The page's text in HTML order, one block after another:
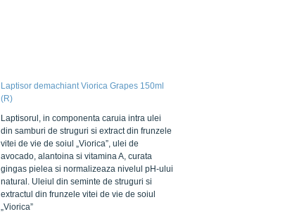
Laptisor demachiant Viorica Grapes 150ml
(R)
Laptisorul, in componenta caruia intra ulei
din samburi de struguri si extract din frunzele
vitei de vie de soiul „Viorica”, ulei de
avocado, alantoina si vitamina A, curata
gingas pielea si normalizeaza nivelul pH-ului
natural. Uleiul din seminte de struguri si
extractul din frunzele vitei de vie de soiul
„Viorica”